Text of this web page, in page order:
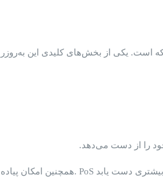
را از دست می‌دهد.